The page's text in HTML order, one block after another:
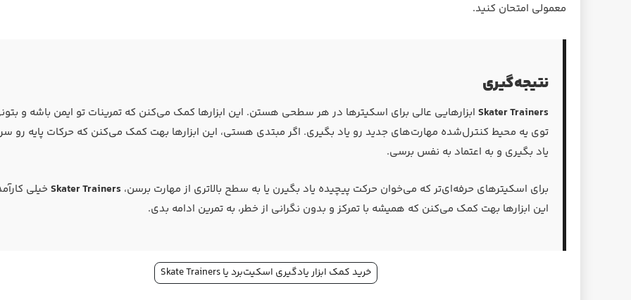
معمولی امتحان کنید.
نتیجه‌گیری
Skater Trainers ابزارهایی عالی برای اسکیترها در هر سطحی هستن. این ابزارها کمک می‌کنن که تمرینات تو ایمن باشه و
توی یه محیط کنترل‌شده مهارت‌های جدید رو یاد بگیری. اگر مبتدی هستی، این ابزارها بهت کمک می‌کنن که حرکات پایه رو
یاد بگیری و به اعتماد به نفس برسی.
برای اسکیترهای حرفه‌ای‌تر که می‌خوان حرکت پیچیده یاد بگیرن یا به سطح بالاتری از مهارت برسن، Skater Trainers خیلی
این ابزارها بهت کمک می‌کنن که همیشه با تمرکز و بدون نگرانی از خطر، به تمرین ادامه بدی.
خرید کمک ابزار یادگیری اسکیت‌برد یا Skate Trainers